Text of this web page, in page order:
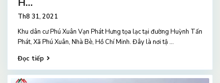
Th8 31, 2021
Khu dân cư Phú Xuân Vạn Phát Hưng tọa lạc tại đường Huỳnh Tấn
Phát, Xã Phú Xuân, Nhà Bè, Hồ Chí Minh. Đây là nơi tậ ...
Đọc tiếp